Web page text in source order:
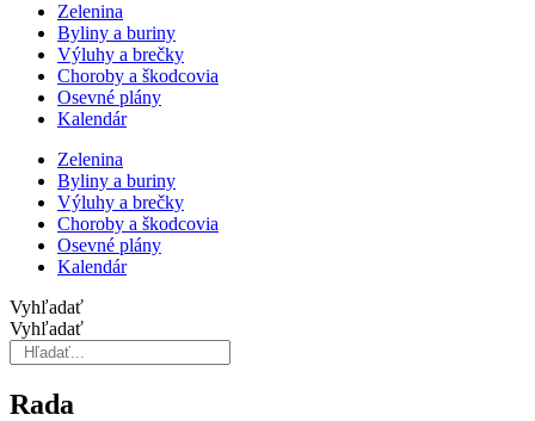
Zelenina
Byliny a buriny
Výluhy a brečky
Choroby a škodcovia
Osevné plány
Kalendár
Zelenina
Byliny a buriny
Výluhy a brečky
Choroby a škodcovia
Osevné plány
Kalendár
Vyhľadať
Vyhľadať
Rada